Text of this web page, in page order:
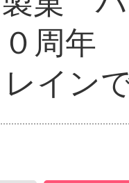
０周年
イン